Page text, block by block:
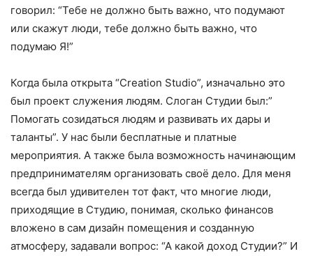
говорил: “Тебе не должно быть важно, что подумают
или скажут люди, тебе должно быть важно, что
подумаю Я!”
Когда была открыта “Creation Studio”, изначально это
был проект служения людям. Слоган Студии был:”
Помогать созидаться людям и развивать их дары и
таланты”. У нас были бесплатные и платные
мероприятия. А также была возможность начинающим
предпринимателям организовать своё дело. Для меня
всегда был удивителен тот факт, что многие люди,
приходящие в Студию, понимая, сколько финансов
вложено в сам дизайн помещения и созданную
атмосферу, задавали вопрос: “А какой доход Студии?” И